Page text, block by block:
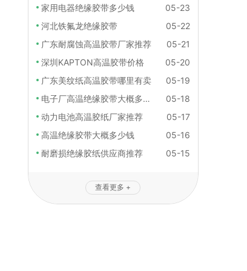
家用电器绝缘胶带多少钱
05-23
河北铁氟龙绝缘胶带
05-22
广东耐腐蚀高温胶带厂家推荐
05-21
深圳KAPTON高温胶带价格
05-20
广东美纹纸高温胶带哪里有卖
05-19
电子厂高温绝缘胶带大概多少钱
05-18
动力电池高温胶纸厂家推荐
05-17
高温绝缘胶带大概多少钱
05-16
耐磨损绝缘胶纸供应商推荐
05-15
查看更多 +